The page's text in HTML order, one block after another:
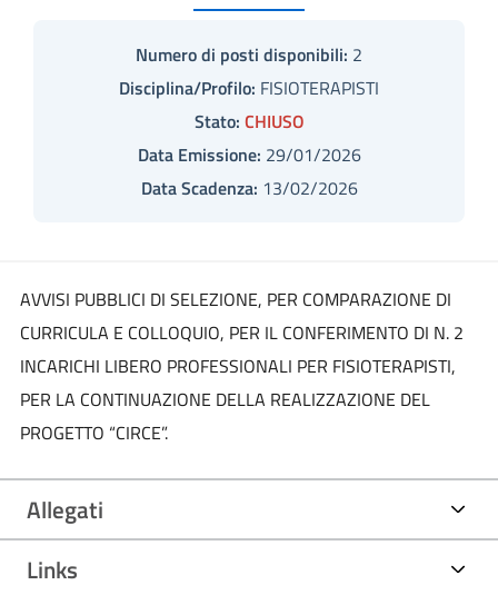
Numero di posti disponibili: 2
Disciplina/Profilo: FISIOTERAPISTI
Stato: CHIUSO
Data Emissione: 29/01/2026
Data Scadenza: 13/02/2026
AVVISI PUBBLICI DI SELEZIONE, PER COMPARAZIONE DI
CURRICULA E COLLOQUIO, PER IL CONFERIMENTO DI N. 2
INCARICHI LIBERO PROFESSIONALI PER FISIOTERAPISTI,
PER LA CONTINUAZIONE DELLA REALIZZAZIONE DEL
PROGETTO “CIRCE”.
Allegati
Links